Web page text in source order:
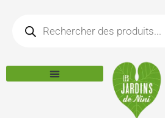
contenuproduits